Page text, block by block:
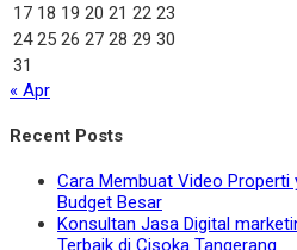
17 18 19 20 21 22 23
24 25 26 27 28 29 30
31
« Apr
Recent Posts
Cara Membuat Video Properti
Budget Besar
Konsultan Jasa Digital
Terbaik di Cisoka Tangerang